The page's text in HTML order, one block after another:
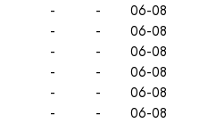
- -
06-08
- -
06-08
- -
06-08
- -
06-08
- -
06-08
- -
06-08